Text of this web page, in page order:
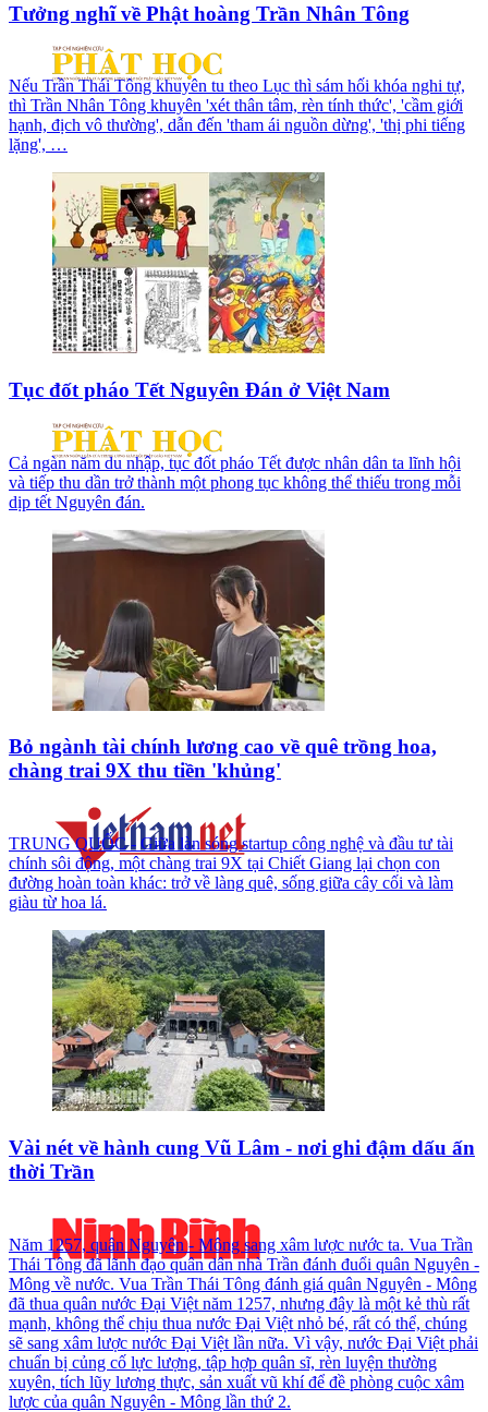
Tưởng nghĩ về Phật hoàng Trần Nhân Tông
Nếu Trần Thái Tông khuyên tu theo Lục thì sám hối khóa nghi tự,
thì Trần Nhân Tông khuyên 'xét thân tâm, rèn tính thức', 'cầm giới
hạnh, địch vô thường', dẫn đến 'tham ái nguồn dừng', 'thị phi tiếng
lặng', …
Tục đốt pháo Tết Nguyên Đán ở Việt Nam
Cả ngàn năm du nhập, tục đốt pháo Tết được nhân dân ta lĩnh hội
và tiếp thu dần trở thành một phong tục không thể thiếu trong mỗi
dịp tết Nguyên đán.
Bỏ ngành tài chính lương cao về quê trồng hoa,
chàng trai 9X thu tiền 'khủng'
TRUNG QUỐC - Giữa làn sóng startup công nghệ và đầu tư tài
chính sôi động, một chàng trai 9X tại Chiết Giang lại chọn con
đường hoàn toàn khác: trở về làng quê, sống giữa cây cối và làm
giàu từ hoa lá.
Vài nét về hành cung Vũ Lâm - nơi ghi đậm dấu ấn
thời Trần
Năm 1257, quân Nguyên - Mông sang xâm lược nước ta. Vua Trần
Thái Tông đã lãnh đạo quân dân nhà Trần đánh đuổi quân Nguyên -
Mông về nước. Vua Trần Thái Tông đánh giá quân Nguyên - Mông
đã thua quân nước Đại Việt năm 1257, nhưng đây là một kẻ thù rất
mạnh, không thể chịu thua nước Đại Việt nhỏ bé, rất có thể, chúng
sẽ sang xâm lược nước Đại Việt lần nữa. Vì vậy, nước Đại Việt phải
chuẩn bị củng cố lực lượng, tập hợp quân sĩ, rèn luyện thường
xuyên, tích lũy lương thực, sản xuất vũ khí để đề phòng cuộc xâm
lược của quân Nguyên - Mông lần thứ 2.